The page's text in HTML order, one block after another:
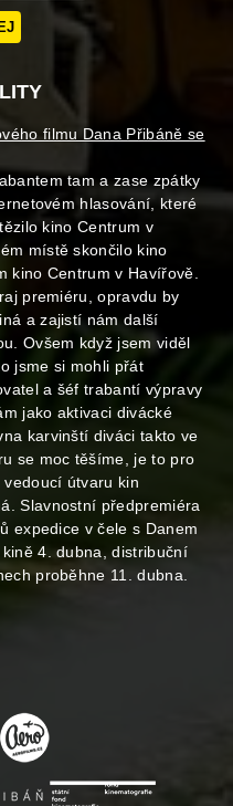
filmu Dana Přibáně se
tam a zase zpátky
hlasování, které
kino Centrum v
místě skončilo kino
kino Centrum v Havířově.
premiéru, opravdu by
a zajistí nám další
Ovšem když jsem viděl
jsme si mohli přát
a šéf trabantí výpravy
jako aktivaci divácké
karvinští diváci takto ve
se moc těšíme, je to pro
útvaru kin
Slavnostní předpremiéra
expedice v čele s Danem
4. dubna, distribuční
proběhne 11. dubna.